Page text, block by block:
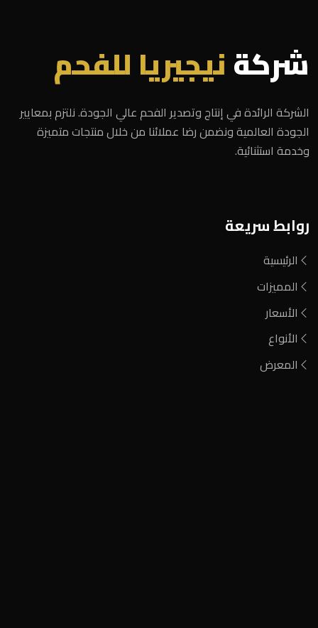
شركةنيجيريا للفحم
الشركة الرائدة في إنتاج وتصدير الفحم عالي الجودة. نلتزم بمعايير
الجودة العالمية ونضمن رضا عملائنا من خلال منتجات متميزة
وخدمة استثنائية.
روابط سريعة
الرئيسية
المميزات
الأسعار
الأنواع
المعرض